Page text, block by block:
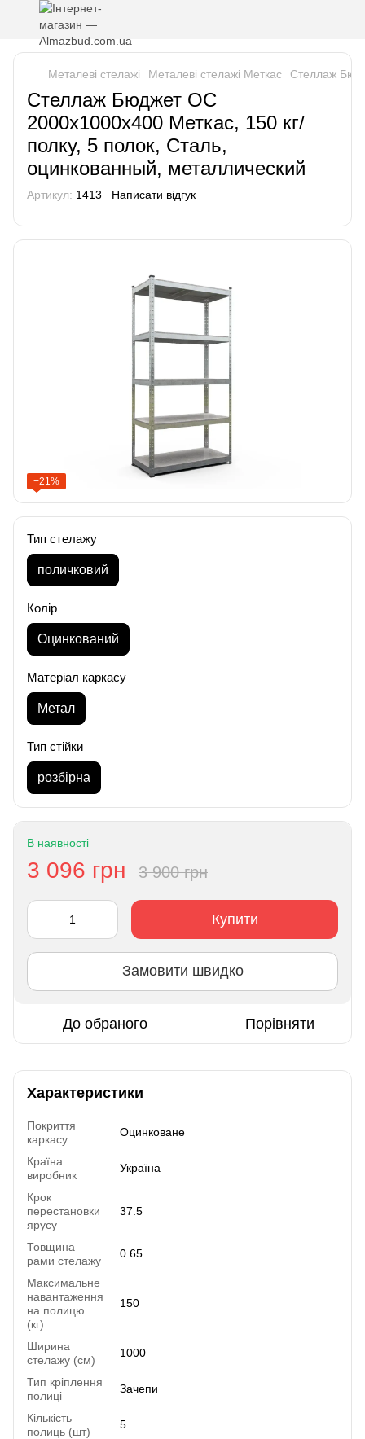
Металеві стелажі Металеві стелажі Меткас Стеллаж
Стеллаж Бюджет ОС
2000х1000х400 Меткас, 150 кг/
полку, 5 полок, Сталь,
оцинкованный, металлический
Артикул: 1413 Написати відгук
−21%
Тип стелажу
поличковий
Колір
Оцинкований
Матеріал каркасу
Метал
Тип стійки
розбірна
В наявності
3 096 грн 3 900 грн
Купити
Замовити швидко
До обраного Порівняти
Характеристики
Покриття
каркасу
Оцинковане
Країна
виробник
Україна
Крок
перестановки
ярусу
37.5
Товщина
рами стелажу
0.65
Максимальне
навантаження
на полицю
(кг)
150
Ширина
стелажу (см)
1000
Тип кріплення
полиці
Зачепи
Кількість
полиць (шт)
5